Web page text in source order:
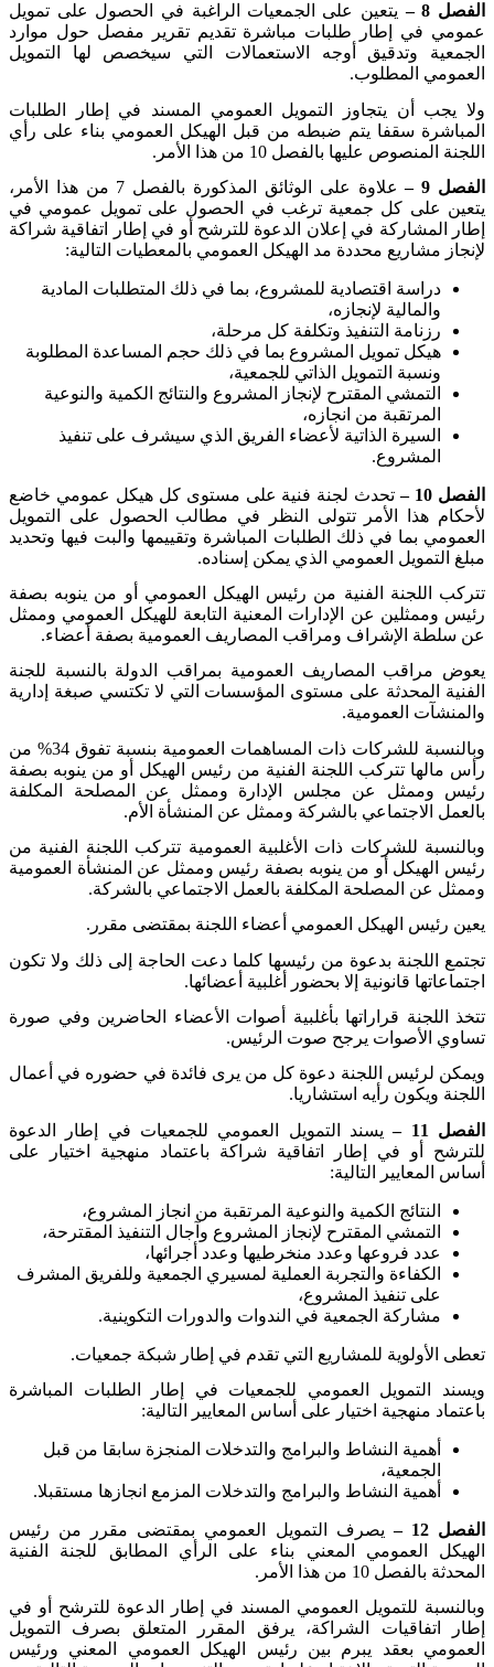
الفصل 8 –
يتعين على الجمعيات الراغبة في الحصول على تمويل
عمومي في إطار طلبات مباشرة تقديم تقرير مفصل حول موارد
الجمعية وتدقيق أوجه الاستعمالات التي سيخصص لها التمويل
العمومي المطلوب.
ولا يجب أن يتجاوز التمويل العمومي المسند في إطار الطلبات
المباشرة سقفا يتم ضبطه من قبل الهيكل العمومي بناء على رأي
اللجنة المنصوص عليها بالفصل 10 من هذا الأمر
.
الفصل 9 –
علاوة على الوثائق المذكورة بالفصل 7 من هذا الأمر،
يتعين على كل جمعية ترغب في الحصول على تمويل عمومي في
إطار المشاركة في إعلان الدعوة للترشح أو في إطار اتفاقية شراكة
لإنجاز مشاريع محددة مد الهيكل العمومي بالمعطيات التالية:
دراسة اقتصادية للمشروع، بما في ذلك المتطلبات المادية
والمالية لإنجازه،
رزنامة التنفيذ وتكلفة كل مرحلة،
هيكل تمويل المشروع بما في ذلك حجم المساعدة المطلوبة
ونسبة التمويل الذاتي للجمعية،
التمشي المقترح لإنجاز المشروع والنتائج الكمية والنوعية
المرتقبة من انجازه،
السيرة الذاتية لأعضاء الفريق الذي سيشرف على تنفيذ
المشروع.
الفصل 10 –
تحدث لجنة فنية على مستوى كل هيكل عمومي خاضع
لأحكام هذا الأمر تتولى النظر في مطالب الحصول على التمويل
العمومي بما في ذلك الطلبات المباشرة وتقييمها والبت فيها وتحديد
مبلغ التمويل العمومي الذي يمكن إسناده.
تتركب اللجنة الفنية من رئيس الهيكل العمومي أو من ينوبه بصفة
رئيس وممثلين عن الإدارات المعنية التابعة للهيكل العمومي وممثل
عن سلطة الإشراف ومراقب المصاريف العمومية بصفة أعضاء.
يعوض مراقب المصاريف العمومية بمراقب الدولة بالنسبة للجنة
الفنية المحدثة على مستوى المؤسسات التي لا تكتسي صبغة إدارية
والمنشآت العمومية.
وبالنسبة للشركات ذات المساهمات العمومية بنسبة تفوق 34% من
رأس مالها تتركب اللجنة الفنية من رئيس الهيكل أو من ينوبه بصفة
رئيس وممثل عن مجلس الإدارة وممثل عن المصلحة المكلفة
بالعمل الاجتماعي بالشركة وممثل عن المنشأة الأم.
وبالنسبة للشركات ذات الأغلبية العمومية تتركب اللجنة الفنية من
رئيس الهيكل أو من ينوبه بصفة رئيس وممثل عن المنشأة العمومية
وممثل عن المصلحة المكلفة بالعمل الاجتماعي بالشركة.
يعين رئيس الهيكل العمومي أعضاء اللجنة بمقتضى مقرر .
تجتمع اللجنة بدعوة من رئيسها كلما دعت الحاجة إلى ذلك ولا تكون
اجتماعاتها قانونية إلا بحضور أغلبية أعضائها.
تتخذ اللجنة قراراتها بأغلبية أصوات الأعضاء الحاضرين وفي صورة
تساوي الأصوات يرجح صوت الرئيس.
ويمكن لرئيس اللجنة دعوة كل من يرى فائدة في حضوره في أعمال
اللجنة ويكون رأيه استشاريا.
الفصل 11 –
يسند التمويل العمومي للجمعيات في إطار الدعوة
للترشح أو في إطار اتفاقية شراكة باعتماد منهجية اختيار على
أساس المعايير التالية:
النتائج الكمية والنوعية المرتقبة من انجاز المشروع،
التمشي المقترح لإنجاز المشروع وآجال التنفيذ المقترحة،
عدد فروعها وعدد منخرطيها وعدد أجرائها،
الكفاءة والتجربة العملية لمسيري الجمعية وللفريق المشرف
على تنفيذ المشروع،
مشاركة الجمعية في الندوات والدورات التكوينية.
تعطى الأولوية للمشاريع التي تقدم في إطار شبكة جمعيات.
ويسند التمويل العمومي للجمعيات في إطار الطلبات المباشرة
باعتماد منهجية اختيار على أساس المعايير التالية:
أهمية النشاط والبرامج والتدخلات المنجزة سابقا من قبل
الجمعية،
أهمية النشاط والبرامج والتدخلات المزمع انجازها مستقبلا.
الفصل 12 –
يصرف التمويل العمومي بمقتضى مقرر من رئيس
الهيكل العمومي المعني بناء على الرأي المطابق للجنة الفنية
المحدثة بالفصل 10 من هذا الأمر
.
وبالنسبة للتمويل العمومي المسند في إطار الدعوة للترشح أو في
إطار اتفاقيات الشراكة، يرفق المقرر المتعلق بصرف التمويل
العمومي بعقد يبرم بين رئيس الهيكل العمومي المعني ورئيس